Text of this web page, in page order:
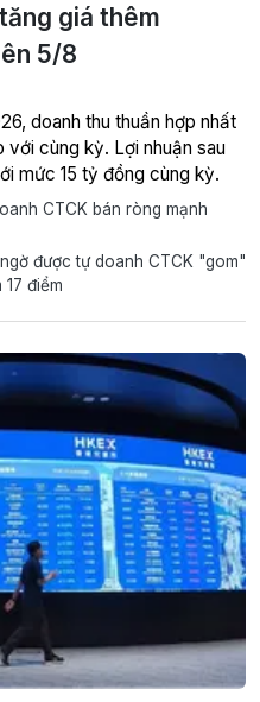
giá thêm
5/8
doanh thu thuần hợp nhất
cùng kỳ. Lợi nhuận sau
mức 15 tỷ đồng cùng kỳ.
CTCK bán ròng mạnh
được tự doanh CTCK "gom"
điểm